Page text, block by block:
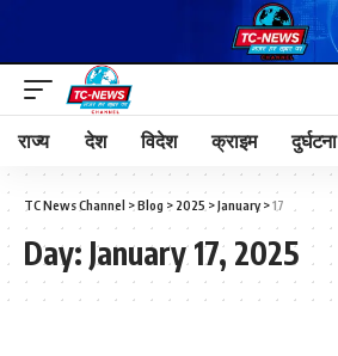
राज्य देश विदेश क्राइम दुर्घटना
TC News Channel >Blog > 2025 >January>17
Day: January 17, 2025